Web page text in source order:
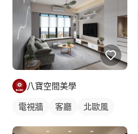
八寶空間美學
電視牆 客廳 北歐風